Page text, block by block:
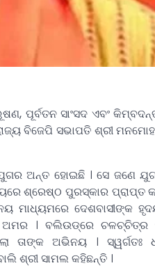
ସାଂସଦ ଏବଂ
ବିଜେପି ସଭାପତି ଶ୍ରୀ
ଅନ୍ତ ହୋଇଛି । ସେ ଜଣେ
ଶ୍ରେଷ୍ଠ ପୁରସ୍କାର ପ୍ରାପ୍ତ
ମାଧ୍ୟମରେ ଦେଶବାସୀଙ୍କ
। ବଲିଉଡ୍‌ରେ ଚଳଚ୍ଚିତ୍ର
ତାଙ୍କ ଅଭିନୟ । ସ୍ୱର୍ଗତଃ
ଶ୍ରୀ ସାମଲ କହିଛନ୍ତି ।